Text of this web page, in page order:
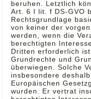
beruhen. Letztlich
Art. 6 I lit. f DS-GVO
Rechtsgrundlage
von keiner der
werden, wenn die
berechtigten
Dritten erforderlich
Grundrechte und
überwiegen. Solche
insbesondere
Europäischen
wurden. Er vertrat